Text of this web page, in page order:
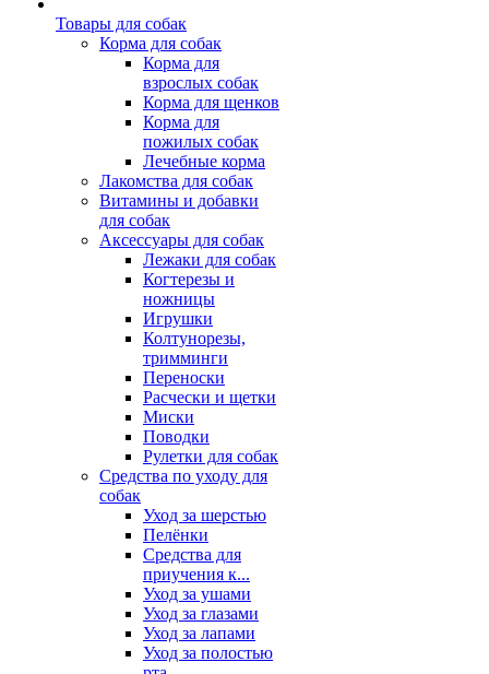
Товары для собак
Корма для собак
Корма для
взрослых собак
Корма для щенков
Корма для
пожилых собак
Лечебные корма
Лакомства для собак
Витамины и добавки
для собак
Аксессуары для собак
Лежаки для собак
Когтерезы и
ножницы
Игрушки
Колтунорезы,
тримминги
Переноски
Расчески и щетки
Миски
Поводки
Рулетки для собак
Средства по уходу для
собак
Уход за шерстью
Пелёнки
Средства для
приучения к...
Уход за ушами
Уход за глазами
Уход за лапами
Уход за полостью